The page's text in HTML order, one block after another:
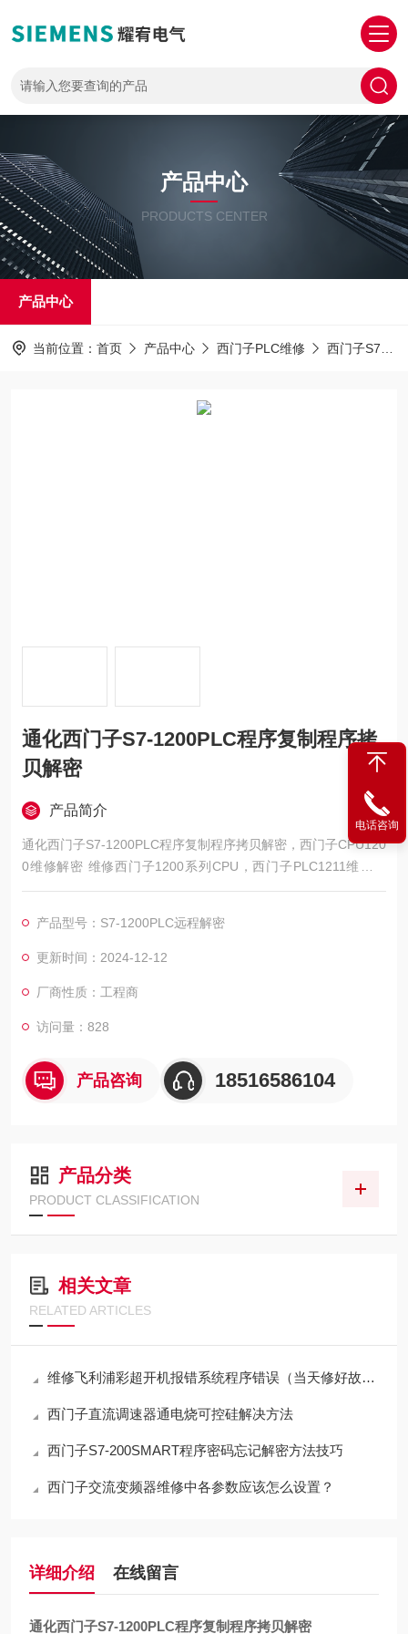
产品中心
PRODUCTS CENTER
产品中心
当前位置： 首页 产品中心 西门子PLC维修 西门子S7-1200PLC解密
通化西门子S7-1200PLC程序复制程序拷
贝解密
产品简介
通化西门子S7-1200PLC程序复制程序拷贝解密，西门子CPU120
0维修解密 维修西门子1200系列CPU，西门子PLC1211维修解
密，西门子PLC1212维修解密，西门子PLC1214维修解密，西门
00维修解密，解密维修如上电所有指示灯不亮，全亮，开机无显
示，不通讯，通讯连接不上，通讯异常，通讯网口坏，西门子PL
产品型号：S7-1200PLC远程解密
更新时间：2024-12-12
厂商性质：工程商
访问量：828
产品咨询 18516586104
产品分类
PRODUCT CLASSIFICATION
相关文章
RELATED ARTICLES
维修飞利浦彩超开机报错系统程序错误（当天修好故障）
西门子直流调速器通电烧可控硅解决方法
西门子S7-200SMART程序密码忘记解密方法技巧
西门子交流变频器维修中各参数应该怎么设置？
详细介绍 在线留言
通化西门子S7-1200PLC程序复制程序拷贝解密
电话咨询